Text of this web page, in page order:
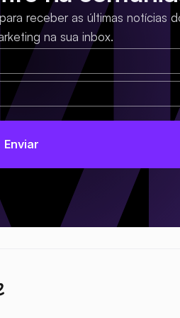
receber as últimas notícias
na sua inbox.